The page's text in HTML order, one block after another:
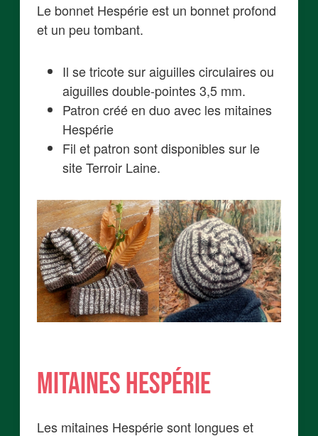
Le bonnet Hespérie est un bonnet profond
et un peu tombant.
Il se tricote sur aiguilles circulaires ou
aiguilles double-pointes 3,5 mm.
Patron créé en duo avec les mitaines
Hespérie
Fil et patron sont disponibles sur le
site Terroir Laine.
Mitaines Hespérie
Les mitaines Hespérie sont longues et